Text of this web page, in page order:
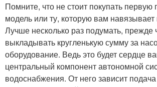
Помните, что не стоит покупать
модель или ту, которую вам
Лучше несколько раз подумать, прежде
выкладывать кругленькую сумму за
оборудование. Ведь это будет сердце
центральный компонент автономной
водоснабжения. От него зависит